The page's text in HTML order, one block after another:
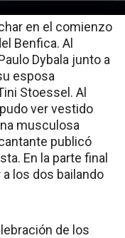
en el comienzo
Benfica. Al
Dybala junto a
esposa
Stoessel. Al
ver vestido
musculosa
publicó
En la parte final
los dos bailando
de los